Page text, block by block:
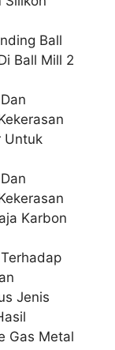
Ball
Ball Mill 2
Untuk
Karbon
Jenis
Gas Metal